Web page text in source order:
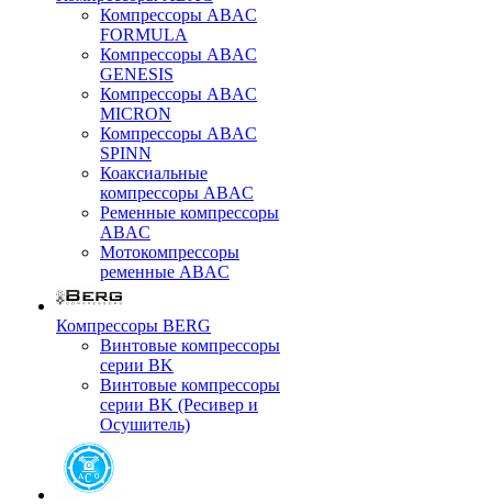
Компрессоры ABAC
FORMULA
Компрессоры ABAC
GENESIS
Компрессоры ABAC
MICRON
Компрессоры ABAC
SPINN
Коаксиальные
компрессоры ABAC
Ременные компрессоры
ABAC
Мотокомпрессоры
ременные ABAC
Компрессоры BERG
Винтовые компрессоры
серии BK
Винтовые компрессоры
серии BK (Ресивер и
Осушитель)